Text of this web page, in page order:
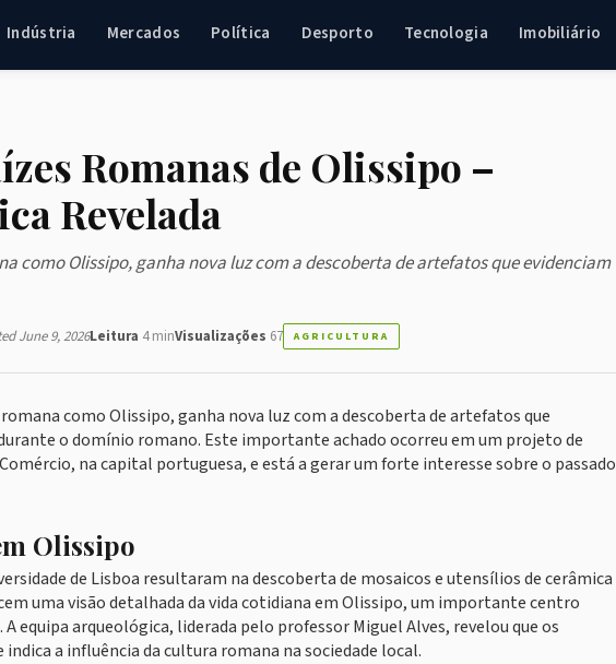
Indústria Mercados Política Desporto Tecnologia Imobiliário
Romanas de Olissipo –
Revelada
como Olissipo, ganha nova luz com a descoberta de artefatos que evidenciam
June 9, 2026Leitura 4 minVisualizações 67 AGRICULTURA
como Olissipo, ganha nova luz com a descoberta de artefatos que
o domínio romano. Este importante achado ocorreu em um projeto de
na capital portuguesa, e está a gerar um forte interesse sobre o passado
Olissipo
de Lisboa resultaram na descoberta de mosaicos e utensílios de cerâmica
uma visão detalhada da vida cotidiana em Olissipo, um importante centro
equipa arqueológica, liderada pelo professor Miguel Alves, revelou que os
a influência da cultura romana na sociedade local.